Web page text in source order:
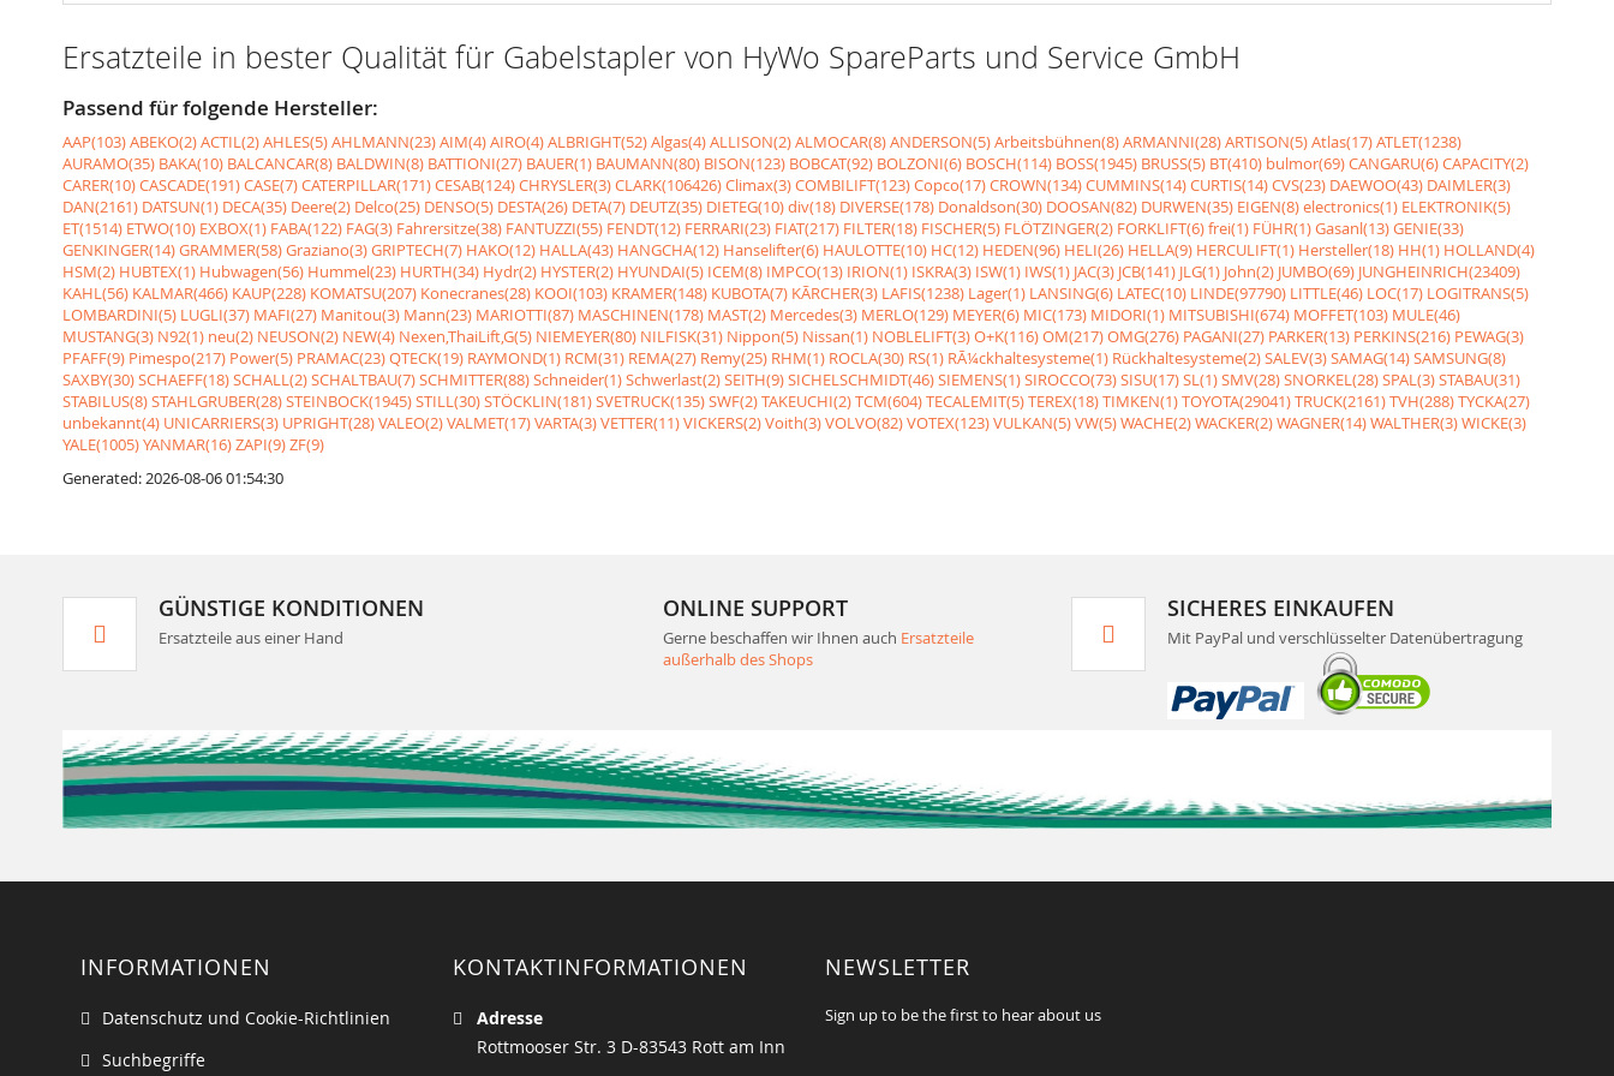
Ersatzteile in bester Qualität für Gabelstapler von HyWo SpareParts und Service GmbH
Passend für folgende Hersteller:
AAP(103)ABEKO(2)ACTIL(2)AHLES(5)AHLMANN(23)AIM(4)AIRO(4)ALBRIGHT(52)Algas(4)ALLISON(2)ALMOCAR(8)ANDERSON(5)Arbeitsbühnen(8)ARMANNI(28)ARTISON(5)Atlas(17)ATLET(1238)
AURAMO(35) BAKA(10) BALCANCAR(8) BALDWIN(8) BATTIONI(27) BAUER(1) BAUMANN(80) BISON(123) BOBCAT(92) BOLZONI(6) BOSCH(114) BOSS(1945) BRUSS(5) BT(410) bulmor(69)CANGARU(6)CAPACITY(2)
CARER(10)CASCADE(191)CASE(7)CATERPILLAR(171)CESAB(124)CHRYSLER(3)CLARK(106426)Climax(3)COMBILIFT(123)Copco(17)CROWN(134)CUMMINS(14)CURTIS(14)CVS(23) DAEWOO(43) DAIMLER(3)
DAN(2161) DATSUN(1) DECA(35) Deere(2) Delco(25) DENSO(5) DESTA(26) DETA(7) DEUTZ(35) DIETEG(10)div(18) DIVERSE(178) Donaldson(30) DOOSAN(82) DURWEN(35) EIGEN(8)electronics(1) ELEKTRONIK(5)
ET(1514) ETWO(10) EXBOX(1) FABA(122) FAG(3) Fahrersitze(38) FANTUZZI(55) FENDT(12) FERRARI(23) FIAT(217) FILTER(18) FISCHER(5) FLÖTZINGER(2) FORKLIFT(6)frei(1) FÜHR(1)Gasanl(13)GENIE(33)
GENKINGER(14)GRAMMER(58)Graziano(3)GRIPTECH(7) HAKO(12) HALLA(43) HANGCHA(12) Hanselifter(6) HAULOTTE(10) HC(12) HEDEN(96) HELI(26) HELLA(9) HERCULIFT(1) Hersteller(18) HH(1) HOLLAND(4)
HSM(2) HUBTEX(1) Hubwagen(56) Hummel(23) HURTH(34) Hydr(2) HYSTER(2) HYUNDAI(5) ICEM(8) IMPCO(13) IRION(1) ISKRA(3) ISW(1) IWS(1) JAC(3) JCB(141) JLG(1) John(2) JUMBO(69) JUNGHEINRICH(23409)
KAHL(56) KALMAR(466) KAUP(228) KOMATSU(207) Konecranes(28) KOOI(103) KRAMER(148) KUBOTA(7) KÃRCHER(3) LAFIS(1238) Lager(1) LANSING(6) LATEC(10) LINDE(97790) LITTLE(46) LOC(17) LOGITRANS(5)
LOMBARDINI(5) LUGLI(37) MAFI(27) Manitou(3) Mann(23) MARIOTTI(87) MASCHINEN(178) MAST(2) Mercedes(3) MERLO(129) MEYER(6) MIC(173) MIDORI(1) MITSUBISHI(674) MOFFET(103) MULE(46)
MUSTANG(3) N92(1) neu(2) NEUSON(2) NEW(4) Nexen,ThaiLift,G(5) NIEMEYER(80) NILFISK(31) Nippon(5) Nissan(1) NOBLELIFT(3)O+K(116)OM(217)OMG(276) PAGANI(27) PARKER(13) PERKINS(216) PEWAG(3)
PFAFF(9) Pimespo(217) Power(5) PRAMAC(23)QTECK(19) RAYMOND(1) RCM(31) REMA(27) Remy(25) RHM(1) ROCLA(30) RS(1) RÃ¼ckhaltesysteme(1) Rückhaltesysteme(2)SALEV(3)SAMAG(14)SAMSUNG(8)
SAXBY(30)SCHAEFF(18)SCHALL(2)SCHALTBAU(7)SCHMITTER(88)Schneider(1)Schwerlast(2)SEITH(9)SICHELSCHMIDT(46)SIEMENS(1)SIROCCO(73)SISU(17)SL(1)SMV(28)SNORKEL(28)SPAL(3)STABAU(31)
STABILUS(8)STAHLGRUBER(28)STEINBOCK(1945)STILL(30)STÖCKLIN(181)SVETRUCK(135)SWF(2)TAKEUCHI(2)TCM(604)TECALEMIT(5)TEREX(18)TIMKEN(1)TOYOTA(29041)TRUCK(2161)TVH(288)TYCKA(27)
unbekannt(4) UNICARRIERS(3) UPRIGHT(28)VALEO(2)VALMET(17)VARTA(3)VETTER(11)VICKERS(2)Voith(3)VOLVO(82)VOTEX(123)VULKAN(5)VW(5)WACHE(2)WACKER(2)WAGNER(14)WALTHER(3)WICKE(3)
YALE(1005)YANMAR(16)ZAPI(9)ZF(9)
Generated: 2026-08-06 01:54:30
GÜNSTIGE KONDITIONEN
Ersatzteile aus einer Hand
ONLINE SUPPORT
Gerne beschaffen wir Ihnen auch Ersatzteile
außerhalb des Shops
SICHERES EINKAUFEN
Mit PayPal und verschlüsselter Datenübertragung
INFORMATIONEN
Datenschutz und Cookie-Richtlinien
Suchbegriffe
KONTAKTINFORMATIONEN
Adresse
Rottmooser Str. 3 D-83543 Rott am Inn
NEWSLETTER
Sign up to be the first to hear about us